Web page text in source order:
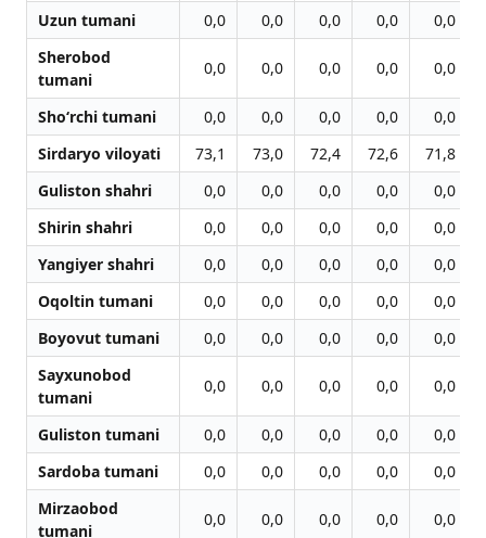
Uzun tumani
0,0 0,0 0,0 0,0
0,0
Sherobod
tumani
0,0 0,0 0,0 0,0 0,0
Sho‘rchi tumani 0,0 0,0 0,0 0,0
0,0
Sirdaryo viloyati
73,1 73,0 72,4 72,6 71,8
Guliston shahri
0,0 0,0 0,0 0,0
0,0
Shirin shahri
0,0 0,0 0,0 0,0
0,0
Yangiyer shahri
0,0 0,0 0,0 0,0
0,0
Oqoltin tumani
0,0 0,0 0,0 0,0
0,0
Boyovut tumani
0,0 0,0 0,0 0,0
0,0
Sayxunobod
tumani
0,0 0,0 0,0 0,0 0,0
Guliston tumani 0,0 0,0 0,0 0,0
0,0
Sardoba tumani
0,0 0,0 0,0 0,0
0,0
Mirzaobod
tumani
0,0 0,0 0,0 0,0 0,0